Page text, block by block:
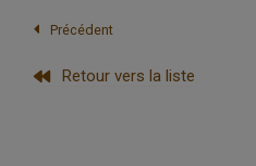
Précédent
Retour vers la liste